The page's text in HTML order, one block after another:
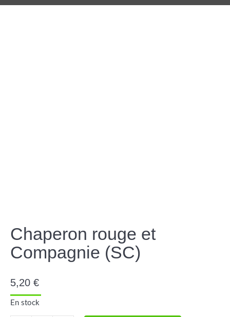
Chaperon rouge et
Compagnie (SC)
5,20 €
En stock